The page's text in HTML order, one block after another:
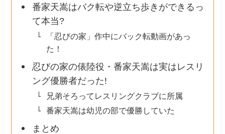
番家天嵩はバク転や逆立ち歩きができるっ
て本当?
「忍びの家」作中にバック転動画があっ
た！
忍びの家の俵陸役・番家天嵩は実はレスリ
ング優勝者だった!
兄弟そろってレスリングクラブに所属
番家天嵩は幼児の部で優勝していた
まとめ